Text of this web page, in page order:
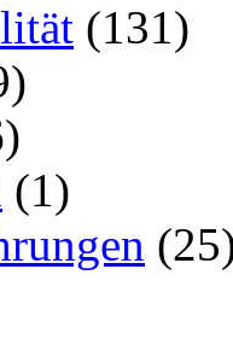
(131)
(1)